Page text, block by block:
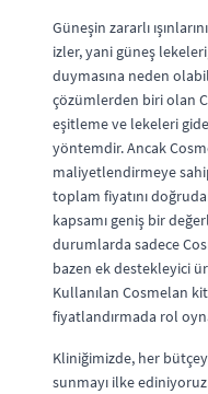
Güneşin zararlı
izler, yani güneş
duymasına neden
çözümlerden biri olan
eşitleme ve lekeleri
yöntemdir. Ancak
maliyetlendirmeye
toplam fiyatını
kapsamı geniş bir
durumlarda sadece
bazen ek destekleyici
Kullanılan Cosmelan
fiyatlandırmada rol
Kliniğimizde, her
sunmayı ilke